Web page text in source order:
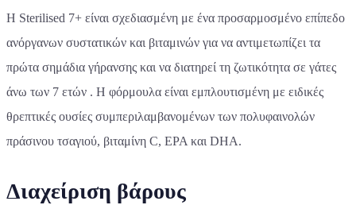
Η Sterilised 7+ είναι σχεδιασμένη με ένα προσαρμοσμένο επίπεδο
ανόργανων συστατικών και βιταμινών για να αντιμετωπίζει τα
πρώτα σημάδια γήρανσης και να διατηρεί τη ζωτικότητα σε γάτες
άνω των 7 ετών . Η φόρμουλα είναι εμπλουτισμένη με ειδικές
θρεπτικές ουσίες συμπεριλαμβανομένων των πολυφαινολών
πράσινου τσαγιού, βιταμίνη C, EPA και DHA.
Διαχείριση βάρους